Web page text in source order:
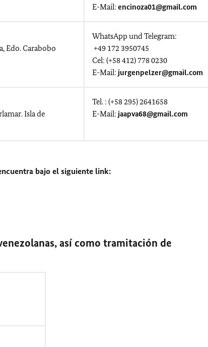
E-Mail: encinoza01@gmail.com
Edo. Carabobo
WhatsApp und Telegram:
+49 172 3950745
Cel: (+58 412) 778 0230
E-Mail: jurgenpelzer@gmail.com
Isla de
Tel. : (+58 295) 2641658
E-Mail: jaapva68@gmail.com
bajo el siguiente link:
así como tramitación de